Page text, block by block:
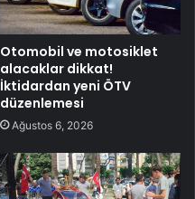
Otomobil ve motosiklet
alacaklar dikkat!
İktidardan yeni ÖTV
düzenlemesi
Ağustos 6, 2026